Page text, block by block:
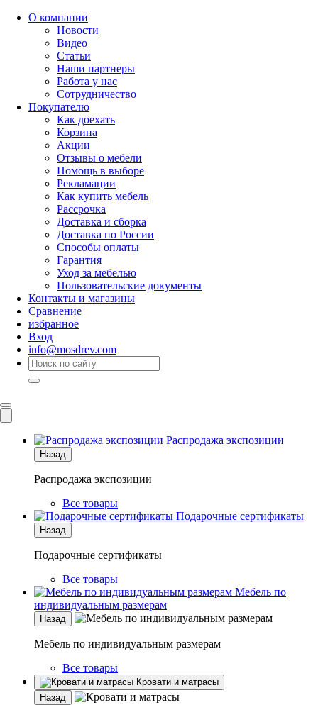
О компании
Новости
Видео
Статьи
Наши партнеры
Работа у нас
Сотрудничество
Покупателю
Как доехать
Корзина
Акции
Отзывы о мебели
Помощь в выборе
Рекламации
Как купить мебель
Рассрочка
Доставка и сборка
Доставка по России
Способы оплаты
Гарантия
Уход за мебелью
Пользовательские документы
Контакты и магазины
Сравнение
избранное
Вход
info@mosdrev.com
Распродажа экспозиции
Назад
Распродажа экспозиции
Все товары
Подарочные сертификаты
Назад
Подарочные сертификаты
Все товары
Мебель по
индивидуальным размерам
Назад
Мебель по индивидуальным размерам
Все товары
Кровати и матрасы
Назад